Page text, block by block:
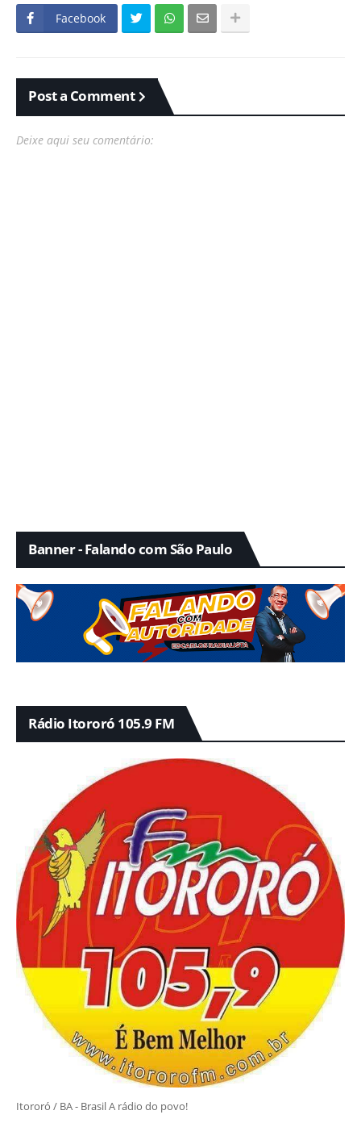
Facebook
Post a Comment
Deixe aqui seu comentário:
Banner - Falando com São Paulo
Rádio Itororó 105.9 FM
Itororó / BA - Brasil A rádio do povo!